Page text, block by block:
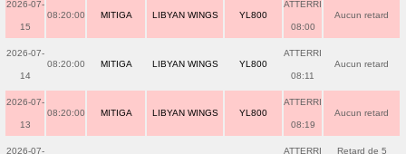
2026-07-
15
08:20:00 MITIGA LIBYAN WINGS YL800
ATTERRI
08:00
Aucun retard
2026-07-
14
08:20:00 MITIGA LIBYAN WINGS YL800
ATTERRI
08:11
Aucun retard
2026-07-
13
08:20:00 MITIGA LIBYAN WINGS YL800
ATTERRI
08:19
Aucun retard
2026-07- ATTERRI Retard de 5